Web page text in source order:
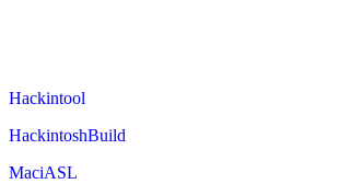
Hackintool
HackintoshBuild
MaciASL